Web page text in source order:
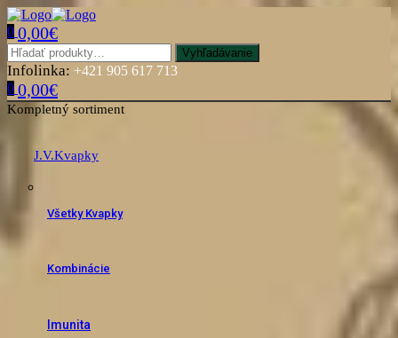
0 0,00€
Menu
Hľadať: Vyhľadávanie
Infolinka: +421 905 617 713
0 0,00€
Kompletný sortiment
J.V.Kvapky
Všetky Kvapky
Kombinácie
Imunita